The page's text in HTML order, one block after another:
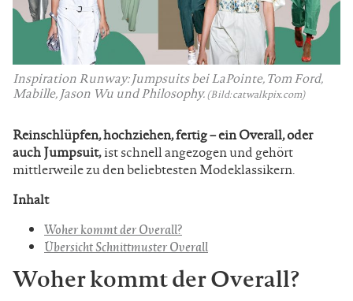
Inspiration Runway: Jumpsuits bei LaPointe, Tom Ford,
Mabille, Jason Wu und Philosophy. (Bild: catwalkpix.com)
Reinschlüpfen, hochziehen, fertig – ein Overall, oder
auch Jumpsuit,ist schnell angezogen und gehört
mittlerweile zu den beliebtesten Modeklassikern.
Inhalt
Woher kommt der Overall?
Übersicht Schnittmuster Overall
Woher kommt der Overall?